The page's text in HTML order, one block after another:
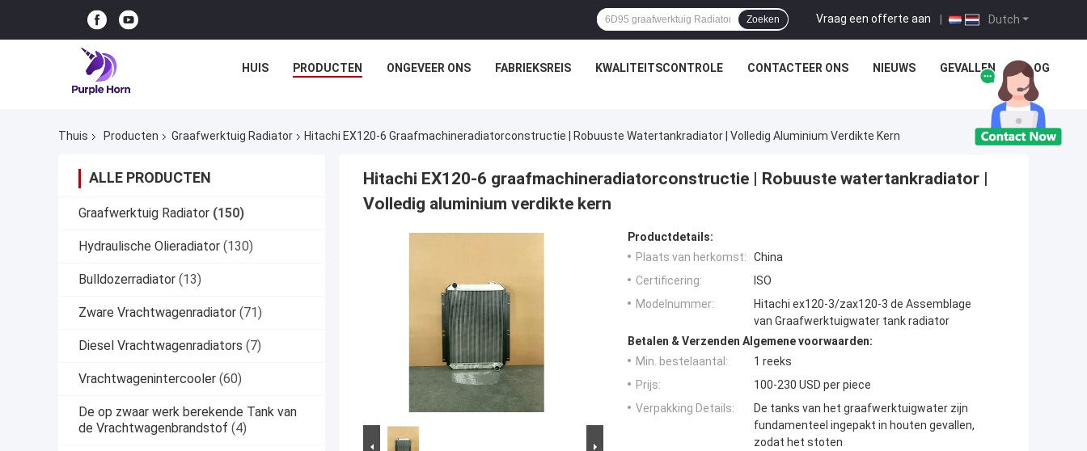
Dutch
Vraag een offerte aan |
Zoeken
HUIS PRODUCTEN ONGEVEER ONS FABRIEKSREIS KWALITEITSCONTROLE CONTACTEER ONS NIEUWS GEVALLEN BLOG
Thuis Producten Graafwerktuig Radiator Hitachi EX120-6 Graafmachineradiatorconstructie | Robuuste Watertankradiator | Volledig Aluminium Verdikte Kern
ALLE PRODUCTEN
Graafwerktuig Radiator (150)
Hydraulische Olieradiator (130)
Bulldozerradiator (13)
Zware Vrachtwagenradiator (71)
Diesel Vrachtwagenradiators (7)
Vrachtwagenintercooler (60)
De op zwaar werk berekende Tank van
de Vrachtwagenbrandstof (4)
Hitachi EX120-6 graafmachineradiatorconstructie | Robuuste watertankradiator |
Volledig aluminium verdikte kern
Productdetails:
Plaats van herkomst:
China
Certificering:
ISO
Modelnummer:
Hitachi ex120-3/zax120-3 de Assemblage
van Graafwerktuigwater tank radiator
Betalen & Verzenden Algemene voorwaarden:
Min. bestelaantal:
1 reeks
Prijs:
100-230 USD per piece
Verpakking Details:
De tanks van het graafwerktuigwater zijn
fundamenteel ingepakt in houten gevallen,
zodat het stoten